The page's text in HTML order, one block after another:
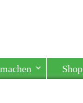
Shop